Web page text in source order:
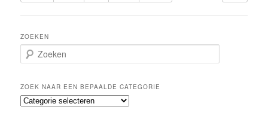
ZOEKEN
o
k
e
n
ZOEK NAAR EEN BEPAALDE CATEGORIE
Z